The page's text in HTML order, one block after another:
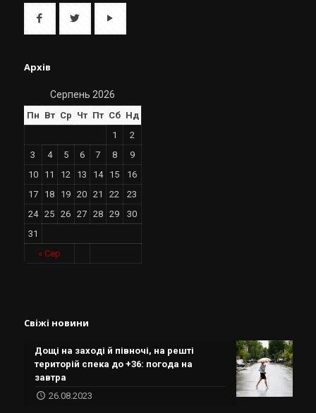
Архів
Серпень 2026
Пн Вт Ср Чт Пт Сб Нд
« Сер
1
2
3
4 5 6 7 8
9
10
11 12 13 14 15
16
17
18 19 20 21 22
23
24
25 26 27 28 29
30
31
Свіжі новини
Дощі на заході й півночі, на решті
територій спека до +36: погода на
завтра
26.08.2023